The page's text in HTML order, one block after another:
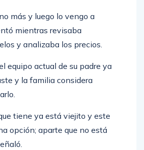
más y luego lo vengo a
mientras revisaba
y analizaba los precios.
equipo actual de su padre ya
y la familia considera
tiene ya está viejito y este
opción; aparte que no está